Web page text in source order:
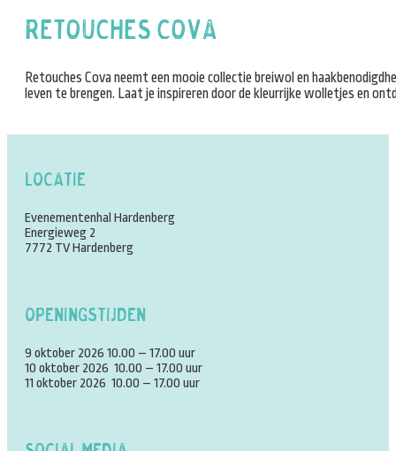
Retouches Cova
Retouches Cova neemt een mooie collectie breiwol en
leven te brengen. Laat je inspireren door de kleurrijke wolletjes en
Locatie
Evenementenhal Hardenberg
Energieweg 2
7772 TV Hardenberg
Openingstijden
9 oktober 2026 10.00 – 17.00 uur
10 oktober 2026 10.00 – 17.00 uur
11 oktober 2026 10.00 – 17.00 uur